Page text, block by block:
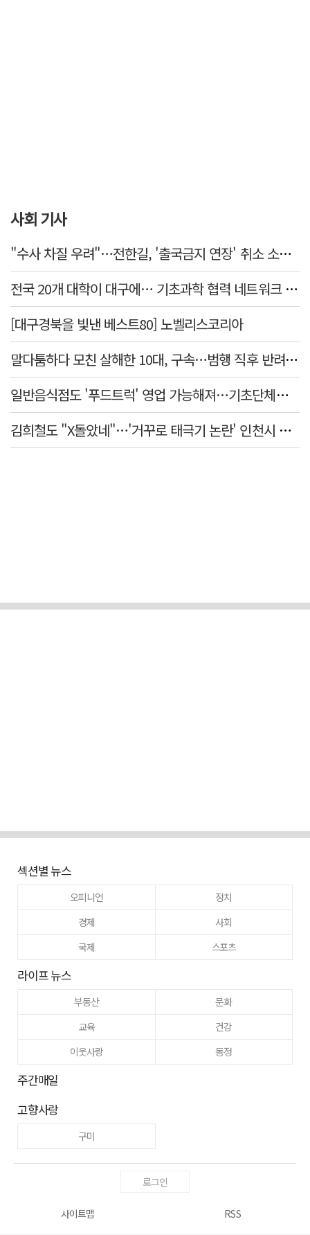
사회 기사
"수사 차질 우려"…전한길, '출국금지 연장' 취소 소송 패소
전국 20개 대학이 대구에… 기초과학 협력 네트워크 출범하다
[대구경북을 빛낸 베스트80] 노벨리스코리아
말다툼하다 모친 살해한 10대, 구속…범행 직후 반려견도 죽여
일반음식점도 '푸드트럭' 영업 가능해져…기초단체별 조례 개정 움직임
김희철도 "X돌았네"…'거꾸로 태극기 논란' 인천시 현수막, 이틀 만에 철거
섹션별 뉴스
오피니언
정치
경제
사회
국제
스포츠
라이프 뉴스
부동산
문화
교육
건강
이웃사랑
동정
주간매일
고향사랑
구미
로그인
사이트맵 RSS